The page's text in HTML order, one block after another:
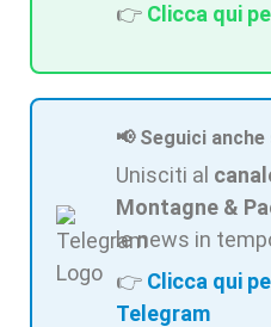
👉 Clicca qui
📢 Seguici
Unisciti al
Montagne &
le news in
👉 Clicca qui
Telegram